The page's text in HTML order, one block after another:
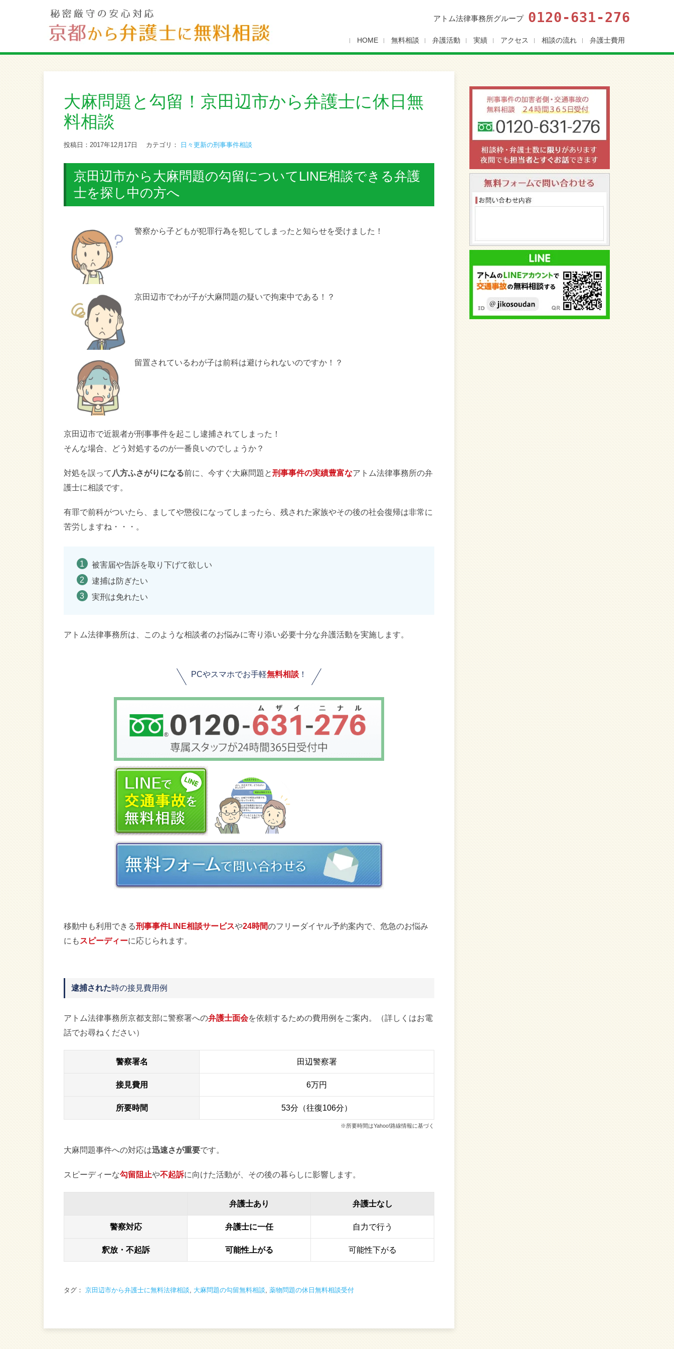
アトム法律事務所グループ 0120-631-276
HOME 無料相談 弁護活動 実績 アクセス 相談の流れ 弁護士費用
大麻問題と勾留！京田辺市から弁護士に休日無
料相談
投稿日：2017年12月17日 カテゴリ： 日々更新の刑事事件相談
京田辺市から大麻問題の勾留についてLINE相談できる弁護
士を探し中の方へ
警察から子どもが犯罪行為を犯してしまったと知らせを受けました！
京田辺市でわが子が大麻問題の疑いで拘束中である！？
留置されているわが子は前科は避けられないのですか！？
京田辺市で近親者が刑事事件を起こし逮捕されてしまった！
そんな場合、どう対処するのが一番良いのでしょうか？
対処を誤って 八方ふさがりになる前に、今すぐ大麻問題と刑事事件の実績豊富なアトム法律事務所の弁
護士に相談です。
有罪で前科がついたら、ましてや懲役になってしまったら、残された家族やその後の社会復帰は非常に
苦労しますね・・・。
被害届や告訴を取り下げて欲しい
逮捕は防ぎたい
実刑は免れたい
アトム法律事務所は、このような相談者のお悩みに寄り添い必要十分な弁護活動を実施します。
PCやスマホでお手軽無料相談 ！
移動中も利用できる刑事事件LINE相談サービスや24時間のフリーダイヤル予約案内で、危急のお悩み
にも スピーディーに応じられます。
逮捕された時の接見費用例
アトム法律事務所京都支部に警察署への弁護士面会を依頼するための費用例をご案内。（詳しくはお電
話でお尋ねください）
警察署名 田辺警察署
接見費用 6万円
所要時間 53分（往復106分）
※所要時間はYahoo!路線情報に基づく
大麻問題事件への対応は迅速さが重要です。
スピーディーな勾留阻止や不起訴に向けた活動が、その後の暮らしに影響します。
弁護士あり 弁護士なし
警察対応 弁護士に一任 自力で行う
釈放・不起訴 可能性上がる 可能性下がる
タグ： 京田辺市から弁護士に無料法律相談 大麻問題の勾留無料相談 薬物問題の休日無料相談受付